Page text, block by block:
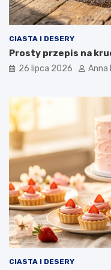
CIASTA I DESERY
Prosty przepis na
26 lipca 2026 Anna
CIASTA I DESERY